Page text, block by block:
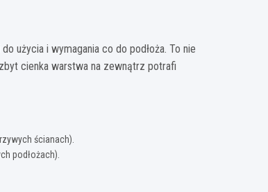
użycia i wymagania co do podłoża. To nie
cienka warstwa na zewnątrz potrafi
ścianach).
podłożach).